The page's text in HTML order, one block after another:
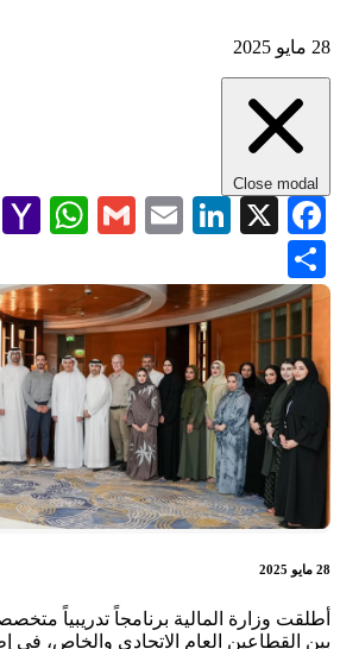
28 مايو 2025
Close modal
Facebook
X
LinkedIn
Email
Gmail
28 مايو 2025
أطلقت وزارة المالية برنامجاً تدريبياً
بين القطاعين العام الاتحادي والخاص، في